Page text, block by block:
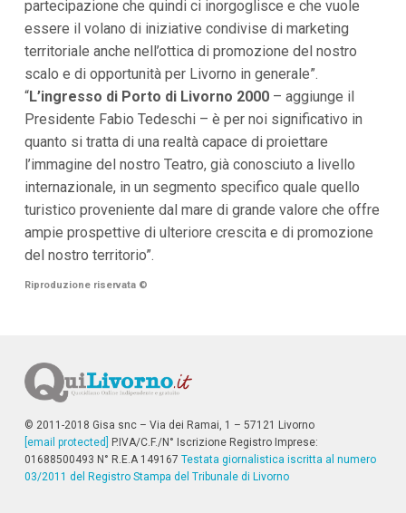
i
p
l
e
a
i
n
f
n
d
partecipazione che quindi ci inorgoglisce e che vuole
essere il volano di iniziative condivise di marketing
territoriale anche nell’ottica di promozione del nostro
scalo e di opportunità per Livorno in generale”.
“L’ingresso di Porto di Livorno 2000– aggiunge il
Presidente Fabio Tedeschi – è per noi significativo in
quanto si tratta di una realtà capace di proiettare
l’immagine del nostro Teatro, già conosciuto a livello
internazionale, in un segmento specifico quale quello
turistico proveniente dal mare di grande valore che offre
ampie prospettive di ulteriore crescita e di promozione
del nostro territorio”.
Riproduzione riservata ©
© 2011-2018 Gisa snc – Via dei Ramai, 1 – 57121 Livorno
[email protected]
P.IVA/C.F./N° Iscrizione Registro Imprese:
01688500493 N° R.E.A 149167 Testata giornalistica iscritta al numero
03/2011 del Registro Stampa del Tribunale di Livorno